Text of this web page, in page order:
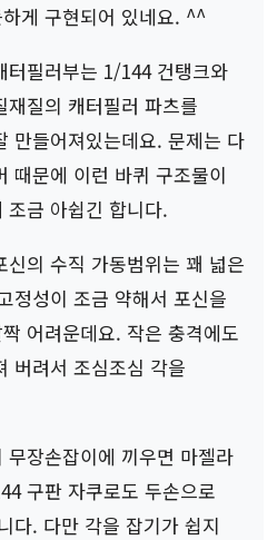
게 구현되어 있네요. ^^
터필러부는 1/144 건탱크와
질의 캐터필러 파츠를
만들어져있는데요. 문제는 다
때문에 이런 바퀴 구조물이
조금 아쉽긴 합니다.
의 수직 가동범위는 꽤 넓은
정성이 조금 약해서 포신을
어려운데요. 작은 충격에도
버려서 조심조심 각을
장손잡이에 끼우면 마젤라
구판 자쿠로도 두손으로
다. 다만 각을 잡기가 쉽지